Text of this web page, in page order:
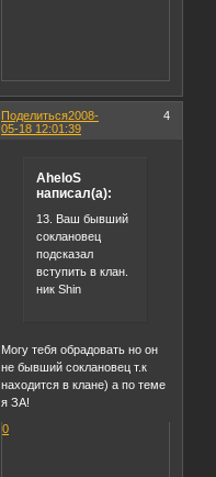
Поделиться 4
2008-
05-18 12:01:39
AheloS
написал(а):
13. Ваш бывший
соклановец
подсказал
вступить в клан.
ник Shin
Могу тебя обрадовать но он
не бывший соклановец т.к
находится в клане) а по теме
я ЗА!
0